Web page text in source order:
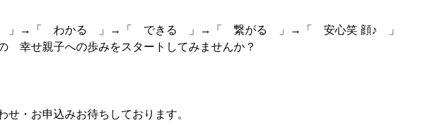
」→「 わかる 」→「 できる 」→「 繋がる 」→「 安心笑 顔♪ 」
幸せ親子への歩みをスタートしてみませんか？
せ・お申込みお待ちしております。